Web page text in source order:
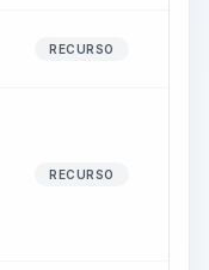
RECURSO
RECURSO